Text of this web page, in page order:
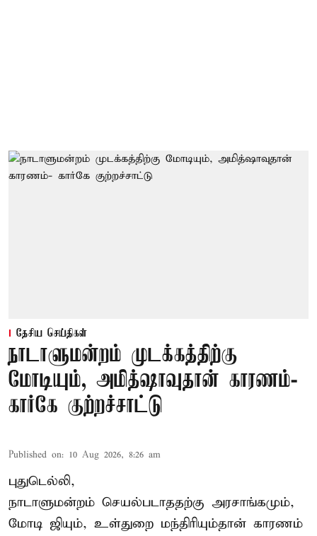
தேசிய செய்திகள்
நாடாளுமன்றம் முடக்கத்திற்கு
மோடியும், அமித்ஷாவுதான் காரணம்-
கார்கே குற்றச்சாட்டு
Published on: 10 Aug 2026, 8:26 am
புதுடெல்லி,
நாடாளுமன்றம் செயல்படாததற்கு அரசாங்கமும்,
மோடி ஜியும், உள்துறை மந்திரியும்தான் காரணம்